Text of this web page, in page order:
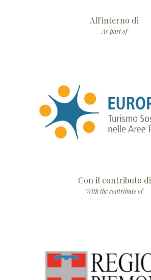
All'interno di
As part of
Con il contributo di
With the contribute of